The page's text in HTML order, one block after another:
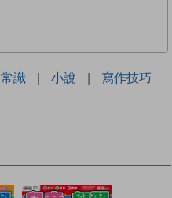
常識 | 小說 | 寫作技巧